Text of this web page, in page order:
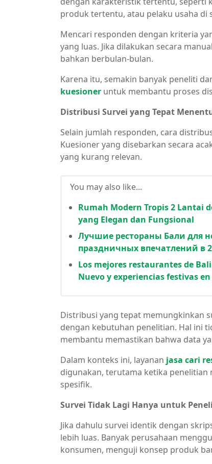
produk tertentu, atau pelaku usaha di
Mencari responden dengan kriteria
yang luas. Jika dilakukan secara
bahkan berbulan-bulan.
Karena itu, semakin banyak peneliti
kuesioner untuk membantu proses
Distribusi Survei yang Tepat
Selain jumlah responden, cara
Kuesioner yang disebarkan secara
yang kurang relevan.
You may also like...
Rumah Modern Tropis 2 Lantai
yang Elegan dan Fungsional
Лучшие рестораны Бали для
праздничных впечатлений в
Los mejores restaurantes de
Nuevo y experiencias festivas en
Distribusi yang tepat memungkinkan
dengan kebutuhan penelitian. Hal ini
membantu memastikan bahwa data
Dalam konteks ini, layanan jasa cari
digunakan, terutama ketika
spesifik.
Survei Tidak Lagi Hanya untuk
Jika dahulu survei identik dengan
lebih luas. Banyak perusahaan
konsumen, menguji konsep produk